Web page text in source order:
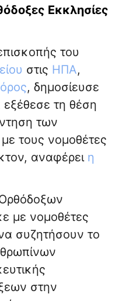
Εκκλησίες
του
στις ΗΠΑ,
, δημοσίευσε
τη θέση
των
τους νομοθέτες
αναφέρει η
με νομοθέτες
συζητήσουν το
στην